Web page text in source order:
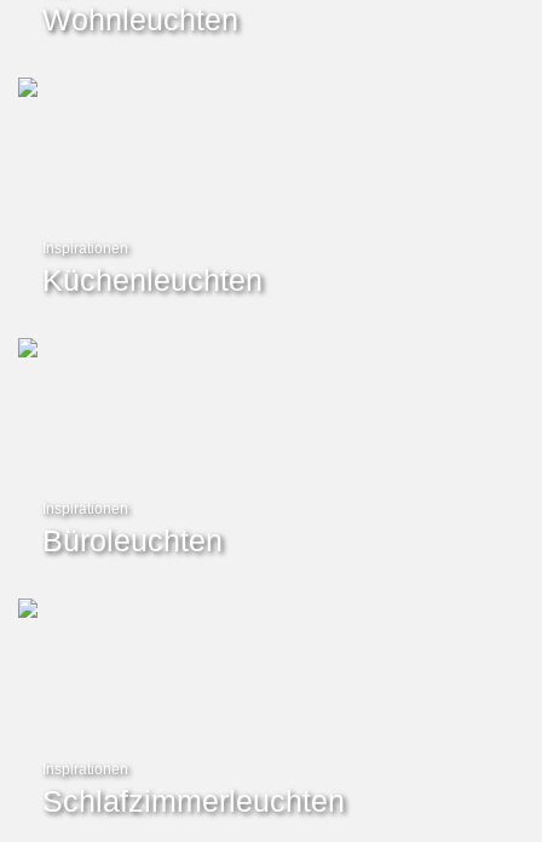
Wohnleuchten
Inspirationen
Küchenleuchten
Inspirationen
Büroleuchten
Inspirationen
Schlafzimmerleuchten